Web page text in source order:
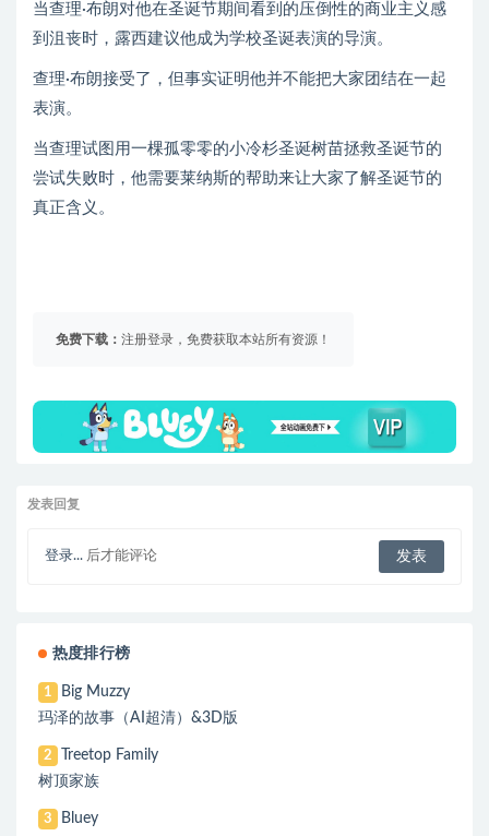
当查理·布朗对他在圣诞节期间看到的压倒性的商业主义感
到沮丧时，露西建议他成为学校圣诞表演的导演。
查理·布朗接受了，但事实证明他并不能把大家团结在一起
表演。
当查理试图用一棵孤零零的小冷杉圣诞树苗拯救圣诞节的
尝试失败时，他需要莱纳斯的帮助来让大家了解圣诞节的
真正含义。
免费下载： 注册登录，免费获取本站所有资源！
发表回复
登录... 后才能评论
热度排行榜
1
Big Muzzy
玛泽的故事（AI超清）&3D版
2
Treetop Family
树顶家族
3
Bluey